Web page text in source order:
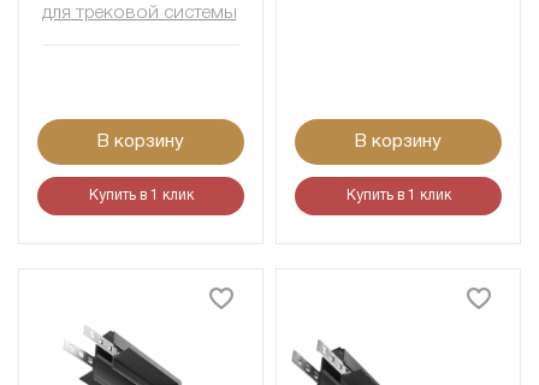
для трековой системы
В корзину
Купить в 1 клик
В корзину
Купить в 1 клик